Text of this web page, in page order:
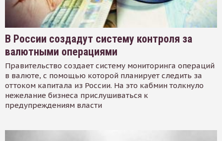
В России создадут систему контроля за
валютными операциями
Правительство создает систему мониторинга операций
в валюте, с помощью которой планирует следить за
оттоком капитала из России. На это кабмин толкнуло
нежелание бизнеса прислушиваться к
предупреждениям власти